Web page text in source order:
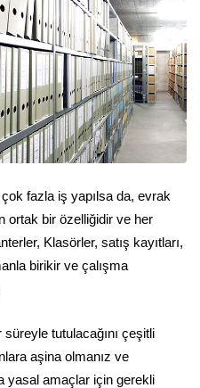
fazla iş yapılsa da, evrak
ortak bir özelliğidir ve her
Klasörler, satış kayıtları,
birikir ve çalışma
süreyle tutulacağını çeşitli
aşina olmanız ve
yasal amaçlar için gerekli